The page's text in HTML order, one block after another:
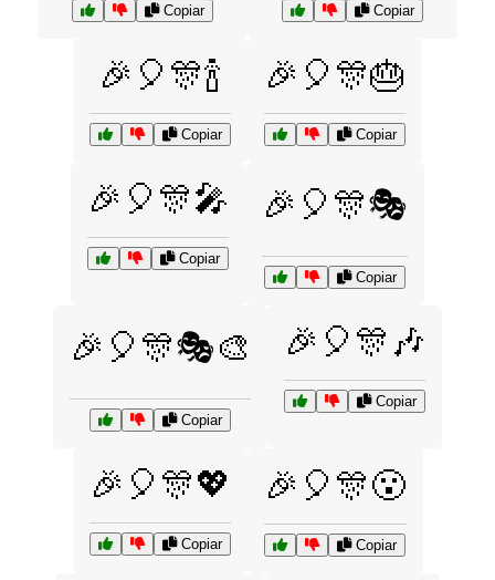
Copiar Copiar
🎉🎈🎊🍾
Copiar
🎉🎈🎊🎂
Copiar
🎉🎈🎊🎤
Copiar
🎉🎈🎊🎭
Copiar
🎉🎈🎊🎭🎨
Copiar
🎉🎈🎊🎶
Copiar
🎉🎈🎊💖
Copiar
🎉🎈🎊😮
Copiar